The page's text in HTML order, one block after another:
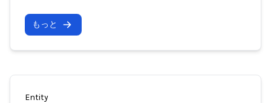
もっと
Entity